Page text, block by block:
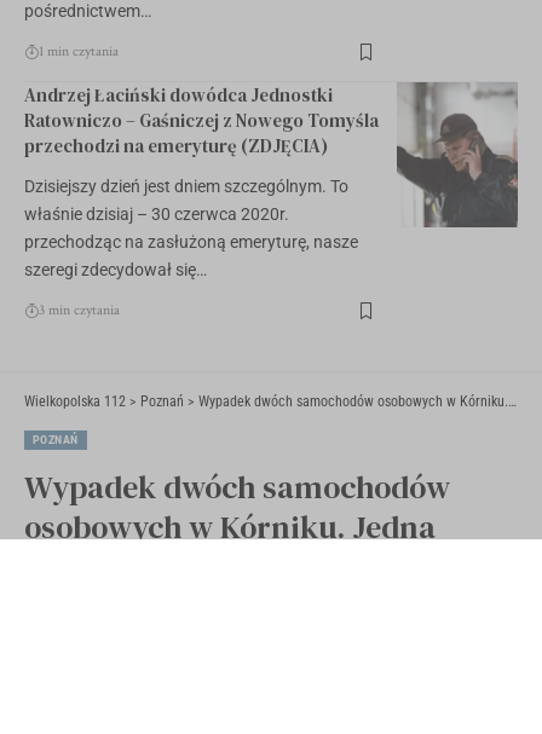
pośrednictwem…
1 min czytania
Andrzej Łaciński dowódca Jednostki
Ratowniczo – Gaśniczej z Nowego Tomyśla
przechodzi na emeryturę (ZDJĘCIA)
Dzisiejszy dzień jest dniem szczególnym. To
właśnie dzisiaj – 30 czerwca 2020r.
przechodząc na zasłużoną emeryturę, nasze
szeregi zdecydował się…
3 min czytania
Wielkopolska 112 > Poznań > Wypadek dwóch samochodów osobowych w Kórniku. Jedna osoba ranna (ZDJĘCIA)
POZNAŃ
Wypadek dwóch samochodów
osobowych w Kórniku. Jedna